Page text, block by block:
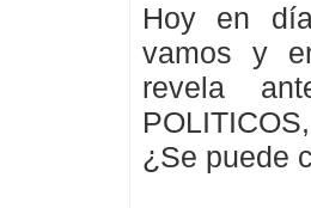
Hoy en
vamos y
revela
¿Se puede